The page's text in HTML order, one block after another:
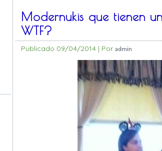
Modernukis que tienen
WTF?
Publicado 09/04/2014| Por admin